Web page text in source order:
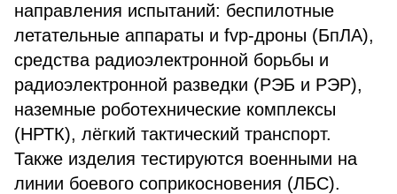
направления испытаний: беспилотные
летательные аппараты и fvp-дроны (БпЛА),
средства радиоэлектронной борьбы и
радиоэлектронной разведки (РЭБ и РЭР),
наземные роботехнические комплексы
(НРТК), лёгкий тактический транспорт.
Также изделия тестируются военными на
линии боевого соприкосновения (ЛБС).